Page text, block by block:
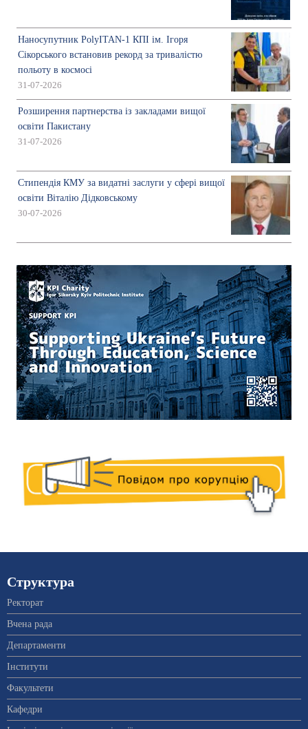
Наносупутник PolyITAN-1 КПІ ім. Ігоря
Сікорського встановив рекорд за тривалістю
польоту в космосі
31-07-2026
Розширення партнерства із закладами вищої
освіти Пакистану
31-07-2026
Стипендія КМУ за видатні заслуги у сфері вищої
освіти Віталію Дідковському
30-07-2026
Структура
Ректорат
Вчена рада
Департаменти
Інститути
Факультети
Кафедри